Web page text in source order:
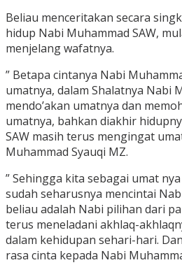
Beliau menceritakan secara
hidup Nabi Muhammad SAW,
menjelang wafatnya.
” Betapa cintanya Nabi
umatnya, dalam Shalatnya Nabi
mendo’akan umatnya dan
umatnya, bahkan diakhir
SAW masih terus mengingat
Muhammad Syauqi MZ.
” Sehingga kita sebagai umat
sudah seharusnya mencintai
beliau adalah Nabi pilihan dari
terus meneladani akhlaq-
dalam kehidupan sehari-hari.
rasa cinta kepada Nabi